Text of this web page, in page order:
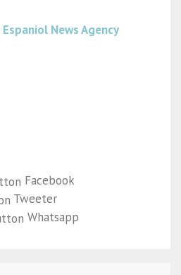
Espaniol News Agency
Facebook
Tweeter
Whatsapp